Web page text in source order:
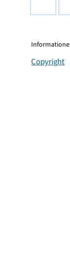
Copyright